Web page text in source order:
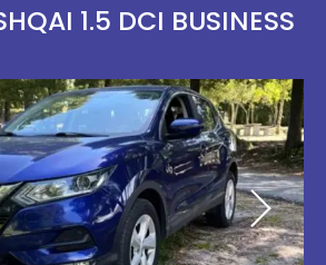
1.5 DCI BUSINESS